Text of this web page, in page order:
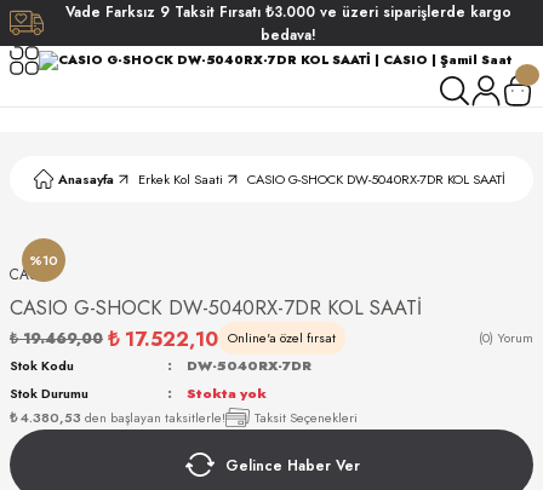
Vade Farksız 9 Taksit Fırsatı ₺3.000 ve üzeri siparişlerde kargo
bedava!
Anasayfa Erkek Kol Saati CASIO G-SHOCK DW-5040RX-7DR KOL SAATİ
%10
CASIO
CASIO G-SHOCK DW-5040RX-7DR KOL SAATİ
₺ 19.469,00 ₺ 17.522,10 Online'a özel fırsat (0) Yorum
₺ 4.380,53 den başlayan taksitlerle! Taksit Seçenekleri
Stok Kodu
DW-5040RX-7DR
Stok Durumu
Stokta yok
Gelince Haber Ver